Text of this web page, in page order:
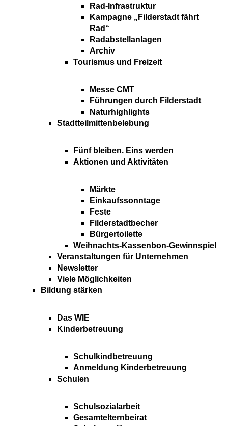
Rad-Infrastruktur
Kampagne „Filderstadt fährt
Rad“
Radabstellanlagen
Archiv
Tourismus und Freizeit
Messe CMT
Führungen durch Filderstadt
Naturhighlights
Stadtteilmittenbelebung
Fünf bleiben. Eins werden
Aktionen und Aktivitäten
Märkte
Einkaufssonntage
Feste
Filderstadtbecher
Bürgertoilette
Weihnachts-Kassenbon-Gewinnspiel
Veranstaltungen für Unternehmen
Newsletter
Viele Möglichkeiten
Bildung stärken
Das WIE
Kinderbetreuung
Schulkindbetreuung
Anmeldung Kinderbetreuung
Schulen
Schulsozialarbeit
Gesamtelternbeirat